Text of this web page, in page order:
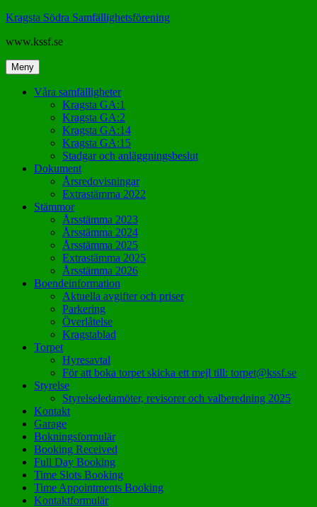
Hoppa
innehåll
Kragsta Södra Samfällighetsförening
www.kssf.se
Meny
Våra samfälligheter
Kragsta GA:1
Kragsta GA:2
Kragsta GA:14
Kragsta GA:15
Stadgar och anläggningsbeslut
Dokument
Årsredovisningar
Extrastämma 2022
Stämmor
Årsstämma 2023
Årsstämma 2024
Årsstämma 2025
Extrastämma 2025
Årsstämma 2026
Boendeinformation
Aktuella avgifter och priser
Parkering
Överlåtelse
Kragstablad
Torpet
Hyresavtal
För att boka torpet skicka ett mejl till: torpet@kssf.se
Styrelse
Styrelseledamöter, revisorer och valberedning 2025
Kontakt
Garage
Bokningsformulär
Booking Received
Full Day Booking
Time Slots Booking
Time Appointments Booking
Kontaktformulär